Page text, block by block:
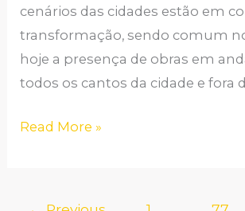
cenários das cidades estão em
transformação, sendo comum
hoje a presença de obras em
todos os cantos da cidade e fora
Read More »